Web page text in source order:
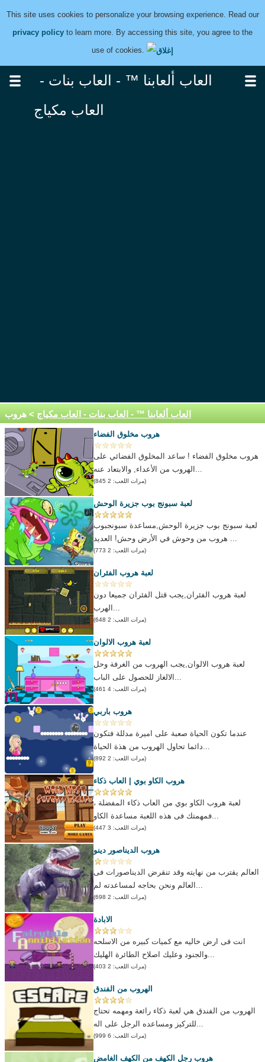
This site uses cookies to personalize your browsing experience. Read our
privacy policy to learn more. By accessing this site, you agree to the
use of cookies.
العاب ألعابنا ™ - العاب بنات -
العاب مكياج
العاب ألعابنا ™ - العاب بنات - العاب مكياج > هروب
هروب مخلوق الفضاء
هروب مخلوق الفضاء ! ساعد المخلوق الفضائي على
(مرات اللعب: 2 845)
لعبة سبونج بوب جزيرة الوحش
لعبة سبونج بوب جزيرة الوحش,مساعدة سبونجبوب
(مرات اللعب: 2 773)
لعبة هروب الفئران
لعبة هروب الفئران,يجب قتل الفئران جميعا دون
(مرات اللعب: 2 648)
لعبة هروب الالوان
لعبة هروب الالوان,يجب الهروب من الغرفة وحل
(مرات اللعب: 4 461)
هروب باربي
عندما تكون الحياة صعبة على اميرة مدللة فتكون
(مرات اللعب: 2 892)
هروب الكاو بوي | العاب ذكاء
لعبة هروب الكاو بوي من العاب ذكاء المفضلة ،
(مرات اللعب: 3 447)
هروب الديناصور دينو
العالم يقترب من نهايته وقد تنقرض الديناصورات فى
(مرات اللعب: 2 698)
الابادة
انت فى ارض خاليه مع كميات كبيره من الاسلحه
(مرات اللعب: 2 403)
الهروب من الفندق
الهروب من الفندق هي لعبة ذكاء رائعة ومهمه تحتاج
(مرات اللعب: 6 999)
هروب رجل الكهف من الكهف الغامض